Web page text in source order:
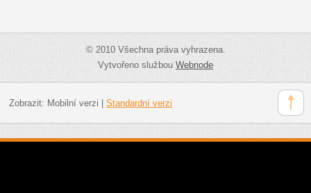
© 2010 Všechna práva vyhrazena.
Vytvořeno službouWebnode
Zobrazit: Mobilní verzi Standardní verzi